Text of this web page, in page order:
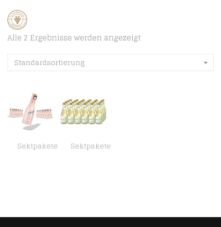
Alle 2 Ergebnisse werden angezeigt
Standardsortierung
Sektpakete Sektpakete